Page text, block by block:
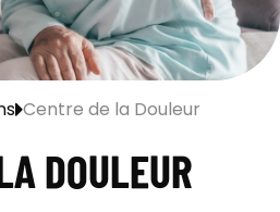
Centre de la Douleur
DOULEUR